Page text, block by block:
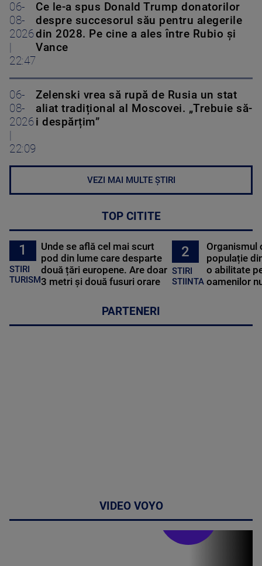
06-
08-
2026
22:47
Ce le-a spus Donald Trump donatorilor
despre succesorul său pentru alegerile
din 2028. Pe cine a ales între Rubio și
Vance
06-
08-
2026
22:09
Zelenski vrea să rupă de Rusia un stat
aliat tradițional al Moscovei. „Trebuie să-
i despărțim”
VEZI MAI MULTE ȘTIRI
TOP CITITE
1
STIRI
TURISM
Unde se află cel mai scurt
pod din lume care desparte
două țări europene. Are doar
3 metri și două fusuri orare
2
STIRI
STIINTA
Organismul
populație
o abilitate
oamenilor
PARTENERI
VIDEO VOYO